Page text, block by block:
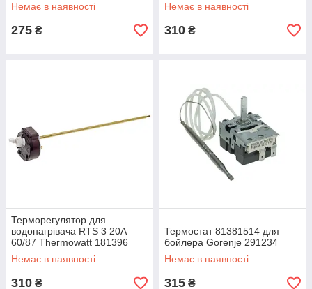
Немає в наявності
275 ₴
Немає в наявності
310 ₴
Терморегулятор для
водонагрівача RTS 3 20A
60/87 Thermowatt 181396
Немає в наявності
310 ₴
Термостат 81381514 для
бойлера Gorenje 291234
Немає в наявності
315 ₴